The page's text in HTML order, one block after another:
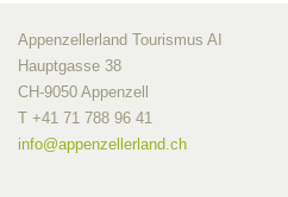
Appenzellerland Tourismus AI
Hauptgasse 38
CH-9050 Appenzell
T +41 71 788 96 41
info@appenzellerland.ch